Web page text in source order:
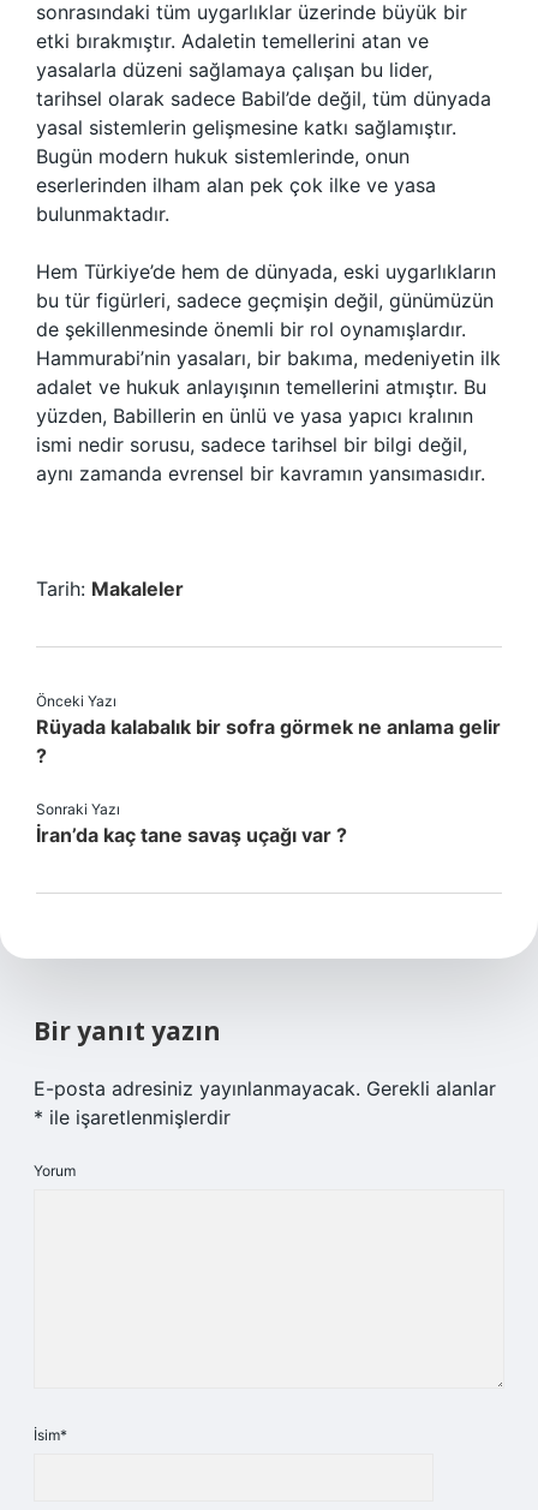
sonrasındaki tüm uygarlıklar üzerinde büyük bir
etki bırakmıştır. Adaletin temellerini atan ve
yasalarla düzeni sağlamaya çalışan bu lider,
tarihsel olarak sadece Babil’de değil, tüm dünyada
yasal sistemlerin gelişmesine katkı sağlamıştır.
Bugün modern hukuk sistemlerinde, onun
eserlerinden ilham alan pek çok ilke ve yasa
bulunmaktadır.
Hem Türkiye’de hem de dünyada, eski uygarlıkların
bu tür figürleri, sadece geçmişin değil, günümüzün
de şekillenmesinde önemli bir rol oynamışlardır.
Hammurabi’nin yasaları, bir bakıma, medeniyetin ilk
adalet ve hukuk anlayışının temellerini atmıştır. Bu
yüzden, Babillerin en ünlü ve yasa yapıcı kralının
ismi nedir sorusu, sadece tarihsel bir bilgi değil,
aynı zamanda evrensel bir kavramın yansımasıdır.
Tarih: Makaleler
Önceki Yazı
Rüyada kalabalık bir sofra görmek ne anlama gelir
?
Sonraki Yazı
İran’da kaç tane savaş uçağı var ?
Bir yanıt yazın
E-posta adresiniz yayınlanmayacak. Gerekli alanlar
* ile işaretlenmişlerdir
Yorum
İsim*